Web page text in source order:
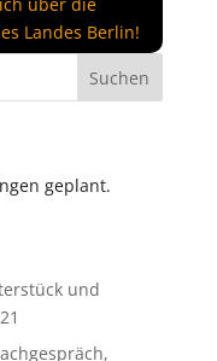
Landes Berlin!
geplant.
und